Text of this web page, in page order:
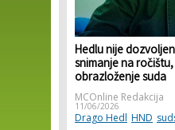
Hedlu nije
snimanje na
obrazloženje suda
MCOnline Redakcija
11/06/2026
Drago Hedl HND